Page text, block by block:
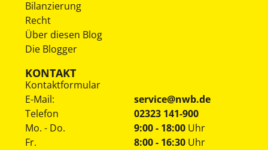
Bilanzierung
Recht
Über diesen Blog
Die Blogger
KONTAKT
Kontaktformular
E-Mail:
service@nwb.de
Telefon
02323 141-900
Mo. - Do.
Fr.
9:00 - 18:00 Uhr
8:00 - 16:30 Uhr